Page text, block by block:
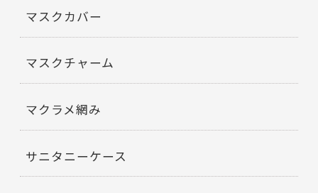
マスクカバー
マスクチャーム
マクラメ網み
サニタニーケース